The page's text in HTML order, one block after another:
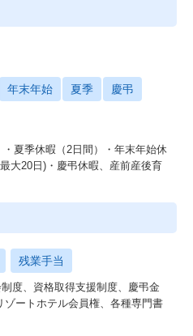
年末年始 夏季 慶弔
・夏季休暇（2日間）・年末年始休
大20日)・慶弔休暇、産前産後育
残業手当
度、資格取得支援制度、慶弔金
ートホテル会員権、各種専門書